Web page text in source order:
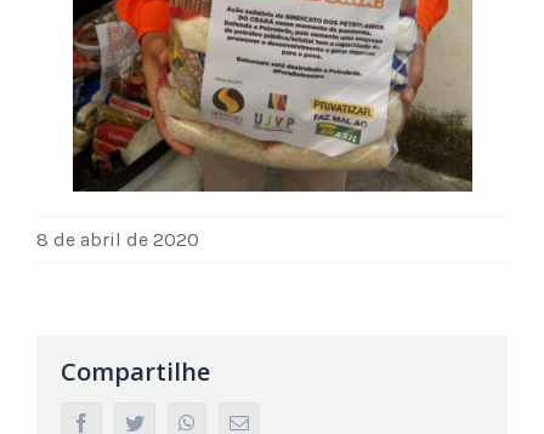
8 de abril de 2020
Compartilhe
facebooktwitter whatsappEmail